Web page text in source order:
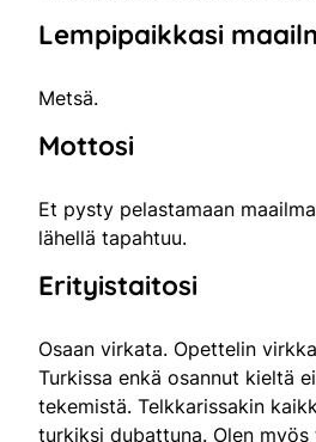
Lempipaikkasi
Metsä.
Mottosi
Et pysty pelastamaan
lähellä tapahtuu.
Erityistaitosi
Osaan virkata. Opettelin
Turkissa enkä osannut kieltä
tekemistä. Telkkarissakin
turkiksi dubattuna. Olen